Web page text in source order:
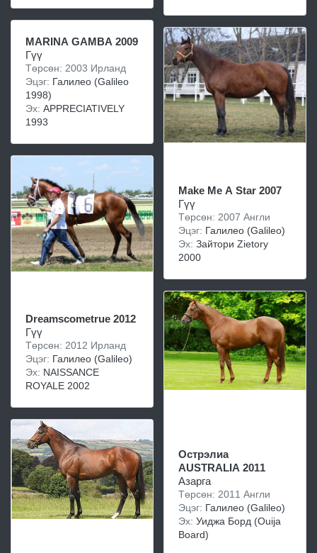
MARINA GAMBA 2009
Гүү
Төрсөн: 2003 Ирланд
Эцэг: Галилео (Galileo
1998)
Эх: APPRECIATIVELY
1993
Dreamscometrue 2012
Гүү
Төрсөн: 2012 Ирланд
Эцэг: Галилео (Galileo)
Эх: NAISSANCE
ROYALE 2002
Make Me A Star 2007
Гүү
Төрсөн: 2007 Англи
Эцэг: Галилео (Galileo)
Эх: Зайтори Zietory
2000
Острэлиа
AUSTRALIA 2011
Азарга
Төрсөн: 2011 Англи
Эцэг: Галилео (Galileo)
Эх: Уиджа Борд (Ouija
Board)